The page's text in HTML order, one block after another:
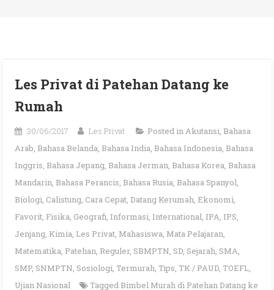
Les Privat di Patehan Datang ke
Rumah
30/06/2017 Les Privat Posted inAkutansi, Bahasa
Arab, Bahasa Belanda, Bahasa India, Bahasa Indonesia, Bahasa
Inggris, Bahasa Jepang, Bahasa Jerman, Bahasa Korea, Bahasa
Mandarin, Bahasa Perancis, Bahasa Rusia, Bahasa Spanyol,
Biologi, Calistung, Cara Cepat, Datang Kerumah, Ekonomi,
Favorit, Fisika, Geografi, Informasi, International, IPA, IPS,
Jenjang, Kimia, Les Privat, Mahasiswa, Mata Pelajaran,
Matematika, Patehan, Reguler, SBMPTN, SD, Sejarah, SMA,
SMP, SNMPTN, Sosiologi, Termurah, Tips, TK / PAUD, TOEFL,
Ujian Nasional
Tagged Bimbel Murah di Patehan Datang ke